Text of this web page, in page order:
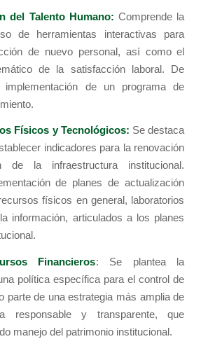
del Talento Humano:Comprende la
de herramientas interactivas para
de nuevo personal, así como el
de la satisfacción laboral. De
de un programa de
Físicos y Tecnológicos: Se destaca
indicadores para la renovación
de la infraestructura institucional.
de planes de actualización
físicos en general, laboratorios
información, articulados a los planes
Financieros: Se plantea la
política específica para el control de
parte de una estrategia más amplia de
responsable y transparente, que
manejo del patrimonio institucional.